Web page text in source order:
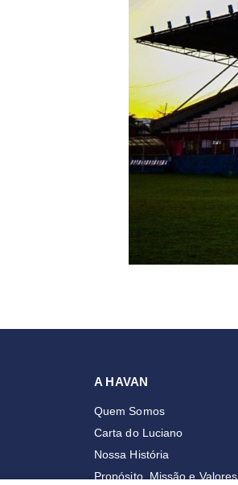
A HAVAN
Quem Somos
Carta do Luciano
Nossa História
Propósito, Missão e Valores